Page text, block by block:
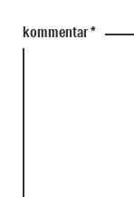
kommentar*